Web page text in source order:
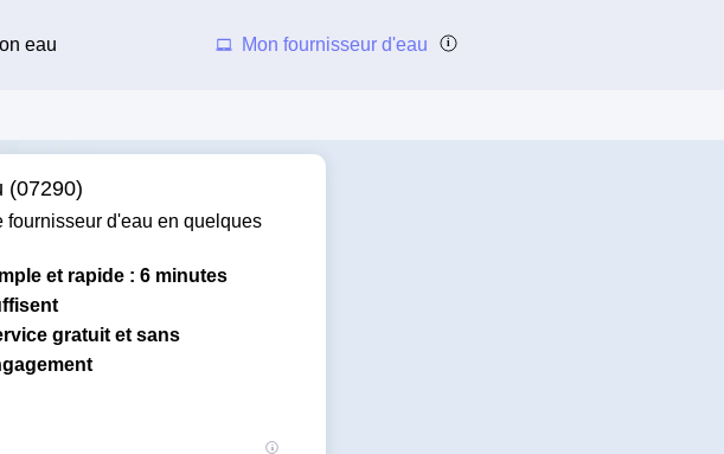
eau Mon fournisseur d'eau
(07290)
fournisseur d'eau en quelques
et rapide : 6 minutes
gratuit et sans